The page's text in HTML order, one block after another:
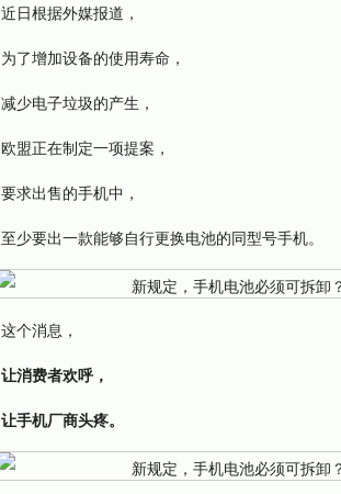
近日根据外媒报道，
为了增加设备的使用寿命，
减少电子垃圾的产生，
欧盟正在制定一项提案，
要求出售的手机中，
至少要出一款能够自行更换电池的同型号手机。
这个消息，
让消费者欢呼，
让手机厂商头疼。